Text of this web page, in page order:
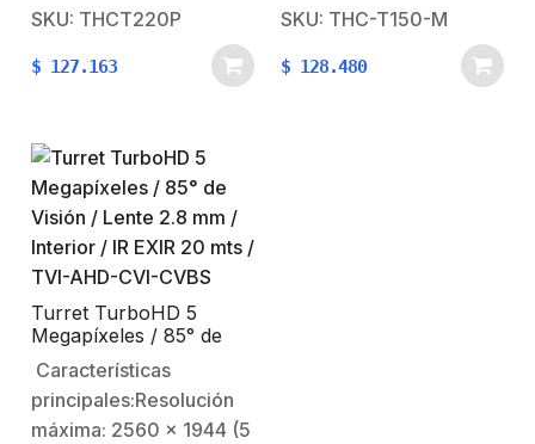
para ofrecer imágenes
rendimiento confiable
Equipada con un sensor
CMOS de 2 MP,
proporciona una
resolución máxima de…
SKU: THCT220P
$ 127.163
con IR.Lente fijo: 2.8 mm
85º).20 mts IR EXIR
SKU: THC-T150-M
$ 128.480
Turret TurboHD 5
Megapíxeles / 85° de
Visión / Lente 2.8 mm /
Interior / IR EXIR 20 mts
/ TVI-AHD-CVI-CVBS
Características
principales:Resolución
máxima: 2560 x 1944 (5